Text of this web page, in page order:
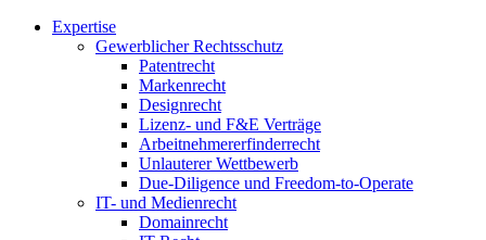
Expertise
Gewerblicher Rechtsschutz
Patentrecht
Markenrecht
Designrecht
Lizenz- und F&E Verträge
Arbeitnehmererfinderrecht
Unlauterer Wettbewerb
Due-Diligence und Freedom-to-Operate
IT- und Medienrecht
Domainrecht